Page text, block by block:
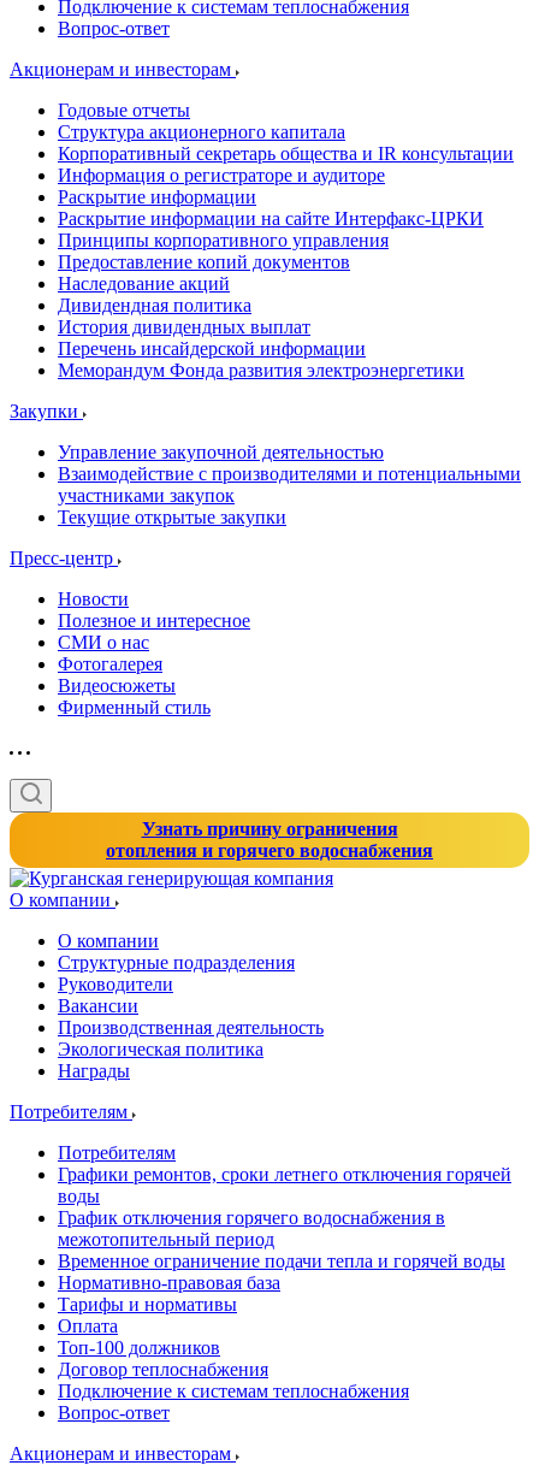
Подключение к системам теплоснабжения
Вопрос-ответ
Акционерам и инвесторам
Годовые отчеты
Структура акционерного капитала
Корпоративный секретарь общества и IR консультации
Информация о регистраторе и аудиторе
Раскрытие информации
Раскрытие информации на сайте Интерфакс-ЦРКИ
Принципы корпоративного управления
Предоставление копий документов
Наследование акций
Дивидендная политика
История дивидендных выплат
Перечень инсайдерской информации
Меморандум Фонда развития электроэнергетики
Закупки
Управление закупочной деятельностью
Взаимодействие с производителями и потенциальными
участниками закупок
Текущие открытые закупки
Пресс-центр
Новости
Полезное и интересное
СМИ о нас
Фотогалерея
Видеосюжеты
Фирменный стиль
Узнать причину ограничения
отопления и горячего водоснабжения
О компании
О компании
Структурные подразделения
Руководители
Вакансии
Производственная деятельность
Экологическая политика
Награды
Потребителям
Потребителям
Графики ремонтов, сроки летнего отключения горячей
воды
График отключения горячего водоснабжения в
межотопительный период
Временное ограничение подачи тепла и горячей воды
Нормативно-правовая база
Тарифы и нормативы
Оплата
Топ-100 должников
Договор теплоснабжения
Подключение к системам теплоснабжения
Вопрос-ответ
Акционерам и инвесторам